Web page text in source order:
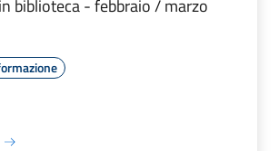
biblioteca - febbraio / marzo